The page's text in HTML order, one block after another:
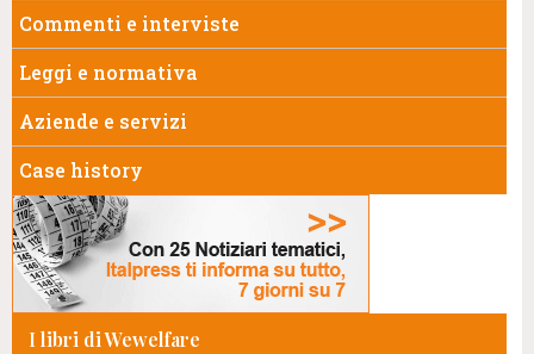
Commenti e interviste
Leggi e normativa
Aziende e servizi
Case history
I libri di Wewelfare